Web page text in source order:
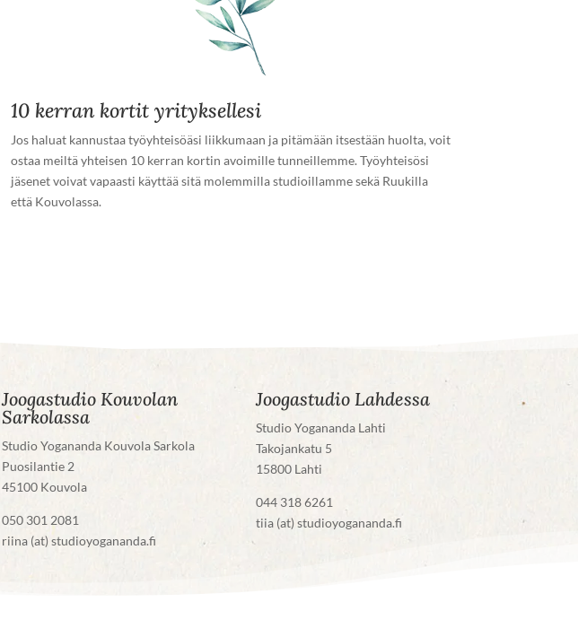
10 kerran kortit yrityksellesi
Jos haluat kannustaa työyhteisöäsi liikkumaan ja pitämään itsestään huolta, voit
ostaa meiltä yhteisen 10 kerran kortin avoimille tunneillemme. Työyhteisösi
jäsenet voivat vapaasti käyttää sitä molemmilla studioillamme sekä Ruukilla
että Kouvolassa.
Joogastudio Kouvolan
Sarkolassa
Studio Yogananda Kouvola Sarkola
Puosilantie 2
45100 Kouvola
050 301 2081
riina (at) studioyogananda.fi
Joogastudio Lahdessa
Studio Yogananda Lahti
Takojankatu 5
15800 Lahti
044 318 6261
tiia (at) studioyogananda.fi